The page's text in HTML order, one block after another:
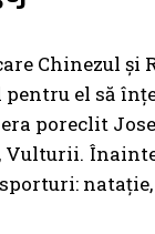
Chinezul și
el să
era poreclit